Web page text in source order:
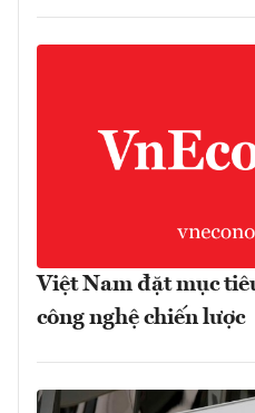
Việt Nam đặt mục
công nghệ chiến lược